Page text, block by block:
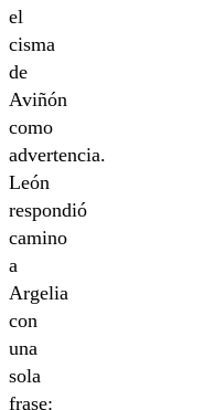
el
cisma
de
Aviñón
como
advertencia.
León
respondió
camino
a
Argelia
con
una
sola
frase: